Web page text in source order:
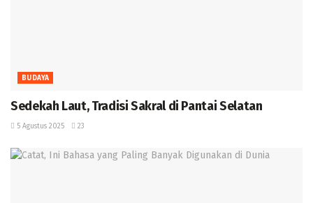
BUDAYA
Sedekah Laut, Tradisi Sakral di Pantai Selatan
5 Agustus 2025 23